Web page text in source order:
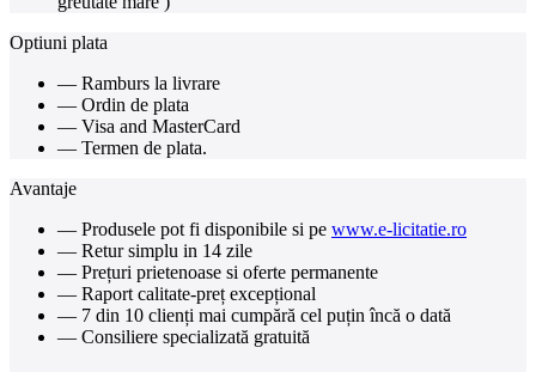
Optiuni plata
— Ramburs la livrare
— Ordin de plata
— Visa and MasterCard
— Termen de plata.
Avantaje
— Produsele pot fi disponibile si pe www.e-licitatie.ro
— Retur simplu in 14 zile
— Prețuri prietenoase si oferte permanente
— Raport calitate-preț excepțional
— 7 din 10 clienți mai cumpără cel puțin încă o dată
— Consiliere specializată gratuită